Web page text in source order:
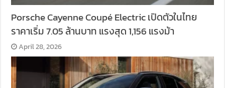
Porsche Cayenne Coupé Electric เปิดตัวในไทย
ราคาเริ่ม 7.05 ล้านบาท แรงสุด 1,156 แรงม้า
April 28, 2026